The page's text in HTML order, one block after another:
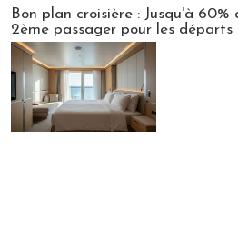
Bon plan croisière : Jusqu'à
2ème passager pour les départs